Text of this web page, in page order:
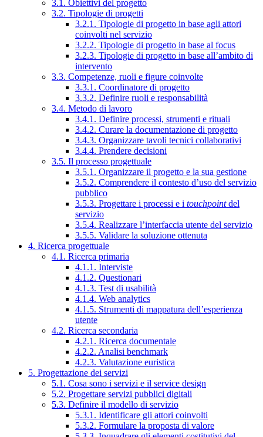
3.1. Obiettivi del progetto
3.2. Tipologie di progetti
3.2.1. Tipologie di progetto in base agli attori
coinvolti nel servizio
3.2.2. Tipologie di progetto in base al focus
3.2.3. Tipologie di progetto in base all’ambito di
intervento
3.3. Competenze, ruoli e figure coinvolte
3.3.1. Coordinatore di progetto
3.3.2. Definire ruoli e responsabilità
3.4. Metodo di lavoro
3.4.1. Definire processi, strumenti e rituali
3.4.2. Curare la documentazione di progetto
3.4.3. Organizzare tavoli tecnici collaborativi
3.4.4. Prendere decisioni
3.5. Il processo progettuale
3.5.1. Organizzare il progetto e la sua gestione
3.5.2. Comprendere il contesto d’uso del servizio
pubblico
3.5.3. Progettare i processi e i touchpointdel
servizio
3.5.4. Realizzare l’interfaccia utente del servizio
3.5.5. Validare la soluzione ottenuta
4. Ricerca progettuale
4.1. Ricerca primaria
4.1.1. Interviste
4.1.2. Questionari
4.1.3. Test di usabilità
4.1.4. Web analytics
4.1.5. Strumenti di mappatura dell’esperienza
utente
4.2. Ricerca secondaria
4.2.1. Ricerca documentale
4.2.2. Analisi benchmark
4.2.3. Valutazione euristica
5. Progettazione dei servizi
5.1. Cosa sono i servizi e il service design
5.2. Progettare servizi pubblici digitali
5.3. Definire il modello di servizio
5.3.1. Identificare gli attori coinvolti
5.3.2. Formulare la proposta di valore